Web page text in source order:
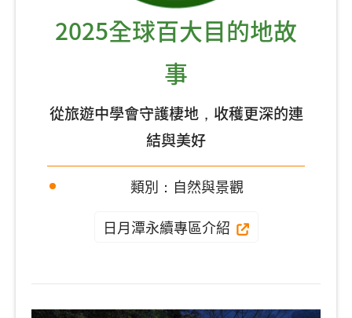
2025全球百大目的地故
事
從旅遊中學會守護棲地，收穫更深的連
結與美好
類別：自然與景觀
日月潭永續專區介紹